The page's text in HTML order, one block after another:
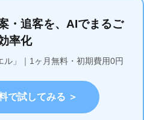
・追客を、AIでまるご
率化
」｜1ヶ月無料・初期費用0円
で試してみる ＞